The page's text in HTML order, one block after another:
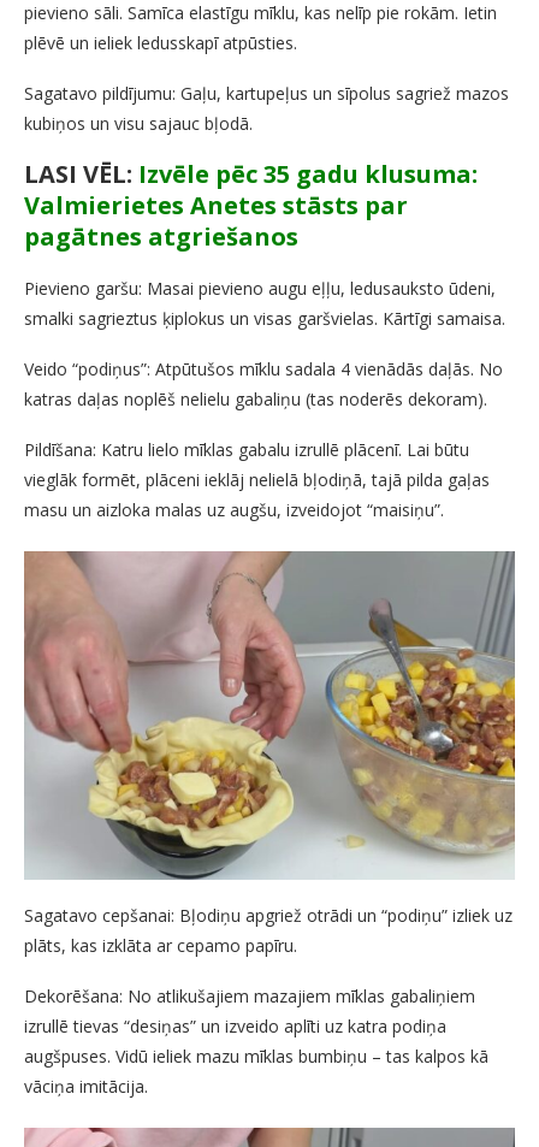
pievieno sāli. Samīca elastīgu mīklu, kas nelīp pie rokām. Ietin
plēvē un ieliek ledusskapī atpūsties.
Sagatavo pildījumu: Gaļu, kartupeļus un sīpolus sagriež mazos
kubiņos un visu sajauc bļodā.
LASI VĒL: Izvēle pēc 35 gadu klusuma:
Valmierietes Anetes stāsts par
pagātnes atgriešanos
Pievieno garšu: Masai pievieno augu eļļu, ledusauksto ūdeni,
smalki sagrieztus ķiplokus un visas garšvielas. Kārtīgi samaisa.
Veido “podiņus”: Atpūtušos mīklu sadala 4 vienādās daļās. No
katras daļas noplēš nelielu gabaliņu (tas noderēs dekoram).
Pildīšana: Katru lielo mīklas gabalu izrullē plācenī. Lai būtu
vieglāk formēt, plāceni ieklāj nelielā bļodiņā, tajā pilda gaļas
masu un aizloka malas uz augšu, izveidojot “maisiņu”.
Sagatavo cepšanai: Bļodiņu apgriež otrādi un “podiņu” izliek uz
plāts, kas izklāta ar cepamo papīru.
Dekorēšana: No atlikušajiem mazajiem mīklas gabaliņiem
izrullē tievas “desiņas” un izveido aplīti uz katra podiņa
augšpuses. Vidū ieliek mazu mīklas bumbiņu – tas kalpos kā
vāciņa imitācija.